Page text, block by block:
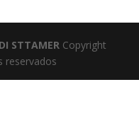
STTAMER Copyright
reservados